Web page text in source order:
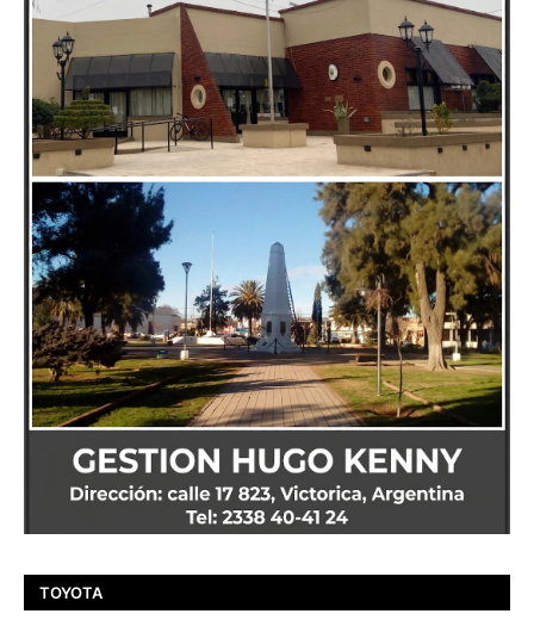
TOYOTA